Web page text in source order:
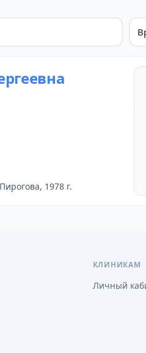
1978 г.
КЛИНИКАМ
Личный